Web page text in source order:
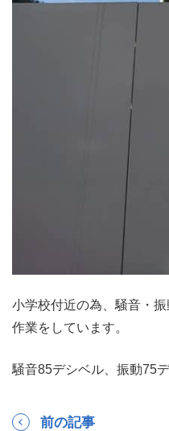
小学校付近の為、騒音・
作業をしています。
騒音85デシベル、振動75
前の記事